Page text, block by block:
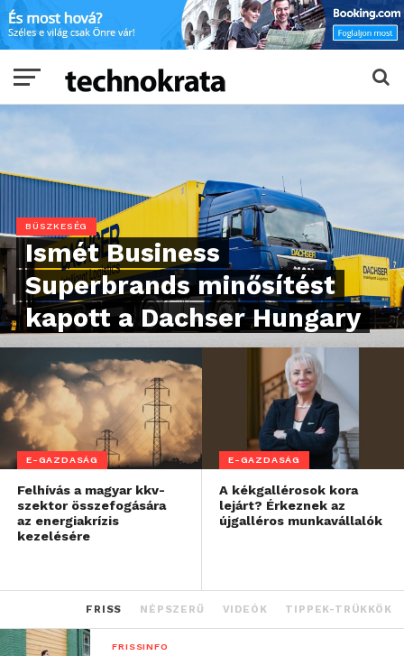
BÜSZKESÉG
Ismét Business
Superbrands minősítést
kapott a Dachser Hungary
E-GAZDASÁG
Felhívás a magyar kkv-
szektor összefogására
az energiakrízis
kezelésére
E-GAZDASÁG
A kékgallérosok kora
lejárt? Érkeznek az
újgalléros munkavállalók
FRISS NÉPSZERŰ VIDEÓK TIPPEK-TRÜKKÖK
FRISSINFO